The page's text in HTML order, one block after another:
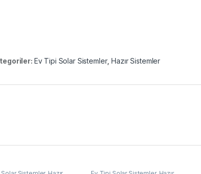
Ev Tipi Solar Sistemler,Hazır Sistemler